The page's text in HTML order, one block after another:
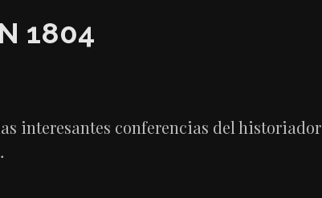
1804
interesantes conferencias del historiador